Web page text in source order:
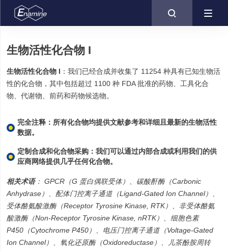

生物活性化合物 I
生物活性化合物
：我们已经合成并收集了 11254 种具有已知生物活
性的化合物，其中包括超过 1100 种 FDA 批准的药物、工具化合
物、代谢物、前药和药物候选物。
完全注释：所有化合物均提供文献参考和详细且最新的生物活性
数据。
定制合成和化合物采购：我们可以通过内部合成或利用我们的供
应商网络提供几乎任何化合物。
相关术语： GPCR（G 蛋白偶联受体）、碳酸酐酶（Carbonic
Anhydrase）、配体门控离子通道（Ligand-Gated Ion Channel）、
受体酪氨酸激酶（Receptor Tyrosine Kinase, RTK）、非受体酪氨
酸激酶（Non-Receptor Tyrosine Kinase, nRTK）、细胞色素
P450（Cytochrome P450）、电压门控离子通道（Voltage-Gated
Ion Channel）、氧化还原酶（Oxidoreductase）、儿茶酚胺周转